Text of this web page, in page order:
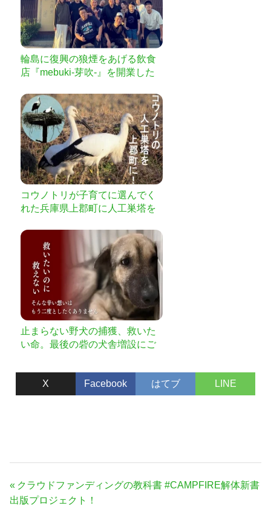
輪島に復興の狼煙をあげる飲食
店『mebuki-芽吹-』を開業した
コウノトリが子育てに選んでく
れた兵庫県上郡町に人工巣塔を
止まらない野犬の捕獲、救いた
い命。最後の砦の犬舎増設にご
X Facebook はてブ LINE
投
稿
前
の
クラウドファンディングの教科書 #CAMPFIRE解体新書
出版プロジェクト！